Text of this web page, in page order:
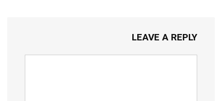
LEAVE A REPLY